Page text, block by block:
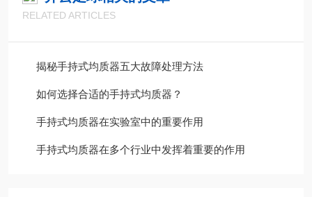
RELATED ARTICLES
揭秘手持式均质器五大故障处理方法
如何选择合适的手持式均质器？
手持式均质器在实验室中的重要作用
手持式均质器在多个行业中发挥着重要的作用